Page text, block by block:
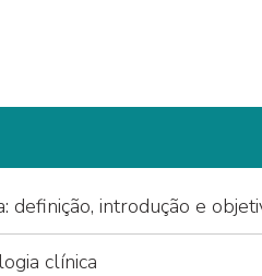
definição, introdução e
clínica